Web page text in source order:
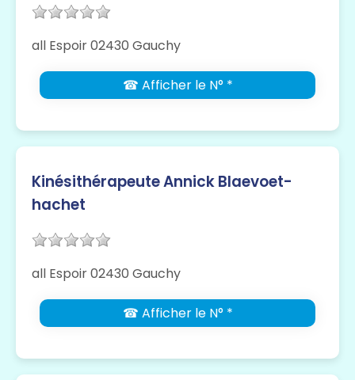
all Espoir 02430 Gauchy
☎ Afficher le N° *
Kinésithérapeute Annick Blaevoet-
hachet
all Espoir 02430 Gauchy
☎ Afficher le N° *